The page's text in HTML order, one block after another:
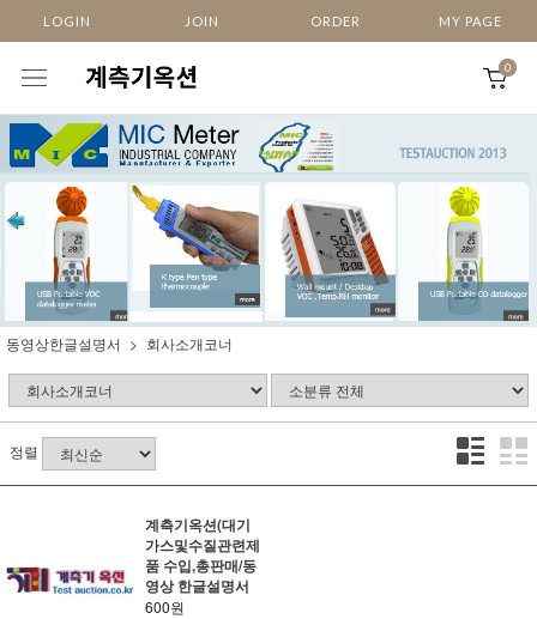
LOGIN JOIN ORDER MY PAGE
0
동영상한글설명서 회사소개코너
정렬
계측기옥션(대기
가스및수질관련제
품 수입,총판매/동
영상 한글설명서
600원